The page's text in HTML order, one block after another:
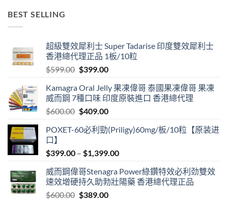
BEST SELLING
超級雙效犀利士 Super Tadarise 印度雙效犀利士
香港總代理正品 1板/10粒
$599.00 Original
was:
$599.00.
$399.00Current
is:
$399.00.
Kamagra Oral Jelly 果凍偉哥 泰國果凍偉哥 果凍
威而鋼 7種口味 印度原裝進口 香港總代理
$600.00 Original
was:
$409.00Current
is:
POXET-60必利勁(Priligy)60mg/板/10粒【原装进
口】
$399.00 – $1,399.00Price
$399.00
through
威而鋼偉哥Stenagra Power綠鑽特效必利劲雙效
速效增硬持久助勃壯陽藥 香港總代理正品
$600.00 Original
$389.00Current